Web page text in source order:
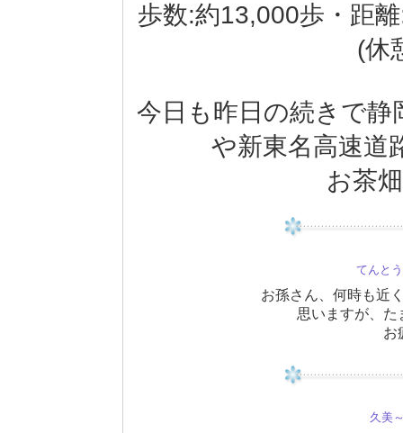
歩数:約13,000歩・距
(休
今日も昨日の続きで静
や新東名高速道
お茶
てんと
お孫さん、何時も近
思いますが、た
お
久美